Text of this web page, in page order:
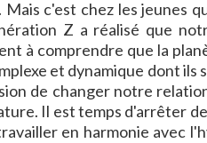
c'est chez les jeunes
Z a réalisé que
à comprendre que la
et dynamique dont ils
de changer notre
Il est temps d'arrêter
en harmonie avec